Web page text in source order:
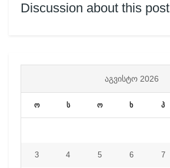
Discussion about this post
ᲐᲒᲕᲘᲡᲢᲝ 2026
ო ს ო ხ პ
3 4 5 6 7